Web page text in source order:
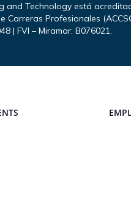
and Technology está
Profesionales
| FVI – Miramar: B076021.